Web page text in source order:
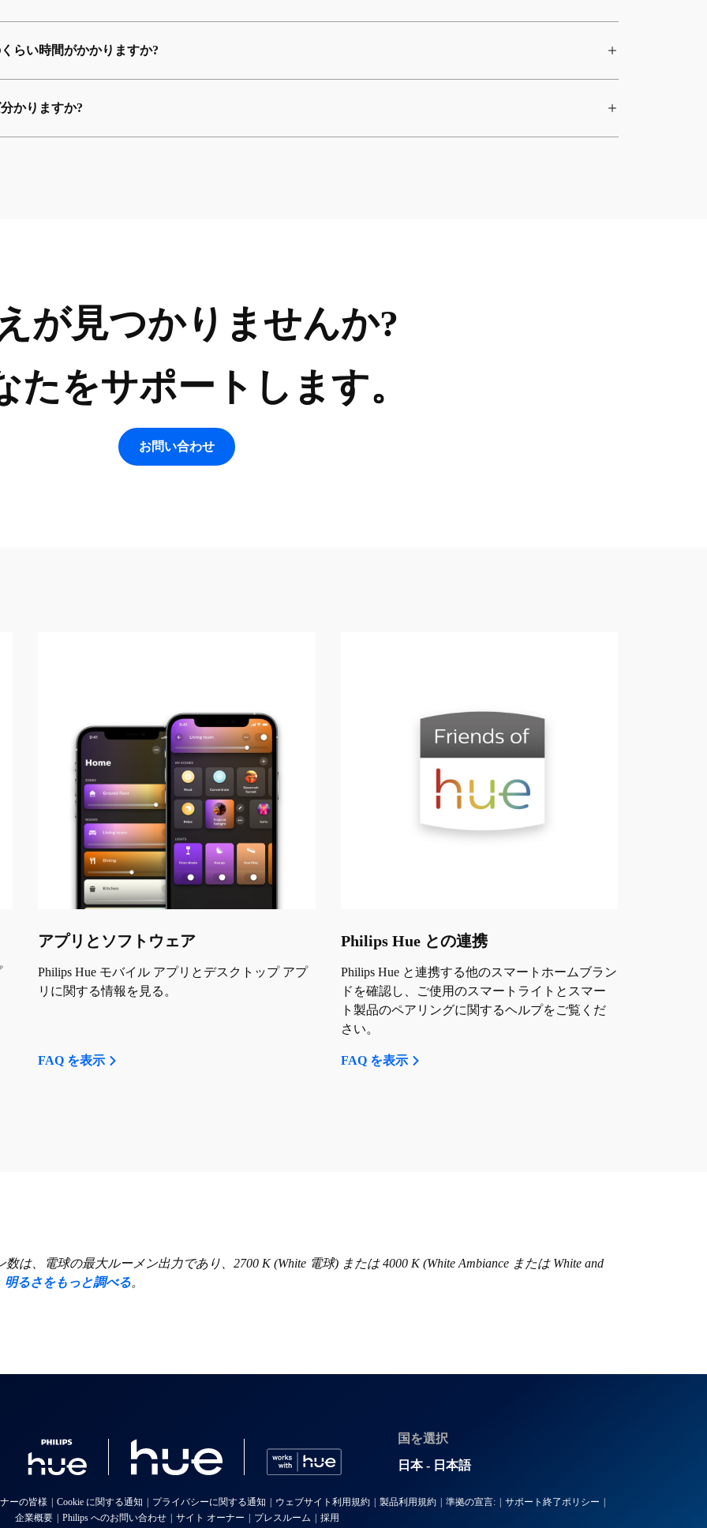
らい時間がかかりますか?
かりますか?
が見つかりませんか?
たをサポートします。
お問い合わせ
アプリとソフトウェア
Philips Hue モバイル アプリとデスクトップ アプ
リに関する情報を見る。
FAQ を表示
Philips Hue との連携
Philips Hue と連携する他のスマートホームブラン
ドを確認し、ご使用のスマートライトとスマー
ト製品のペアリングに関するヘルプをご覧くだ
さい。
FAQ を表示
は、電球の最大ルーメン出力であり、2700 K (White 電球) または 4000 K (White Ambiance または White and
明るさをもっと調べる。
国を選択
日本 - 日本語
ーの皆様 Cookie に関する通知 プライバシーに関する通知 ウェブサイト利用規約 製品利用規約 準拠の宣言:
サポート終了ポリシー
企業概要
Philips へのお問い合わせ サイト オーナー プレスルーム 採用